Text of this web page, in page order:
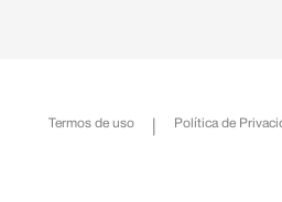
Termos de uso Política de